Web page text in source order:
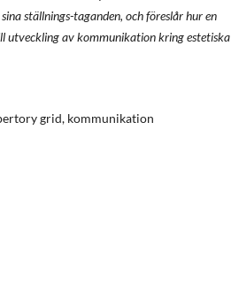
ställnings-taganden, och föreslår hur en
utveckling av kommunikation kring estetiska
grid, kommunikation